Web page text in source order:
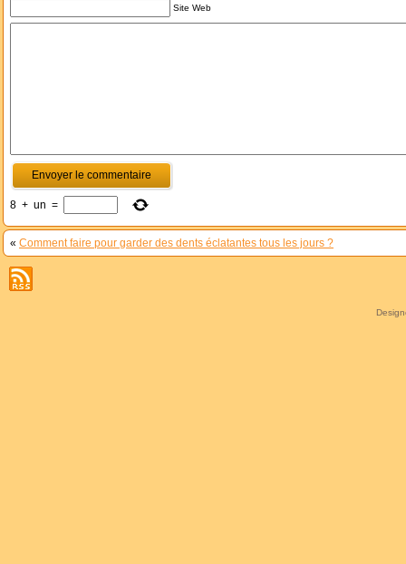
Site Web
8 + un =
« Comment faire pour garder des dents éclatantes tous les jours ?